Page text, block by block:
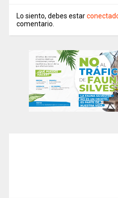
Lo siento, debes estar
comentario.